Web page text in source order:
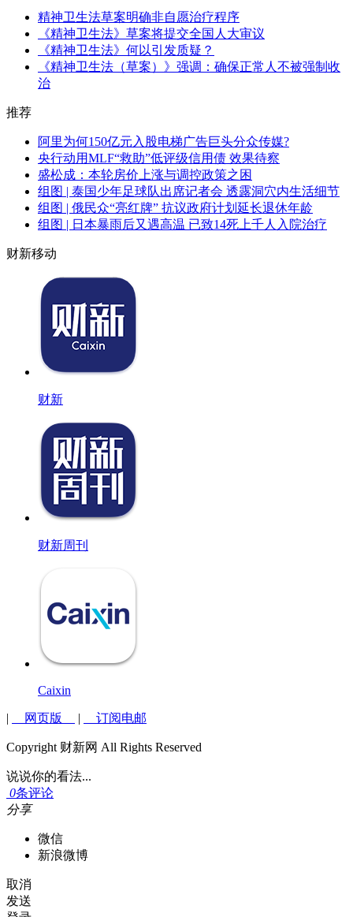
精神卫生法草案明确非自愿治疗程序
《精神卫生法》草案将提交全国人大审议
《精神卫生法》何以引发质疑？
《精神卫生法（草案）》强调：确保正常人不被强制收
治
推荐
阿里为何150亿元入股电梯广告巨头分众传媒?
央行动用MLF“救助”低评级信用债 效果待察
盛松成：本轮房价上涨与调控政策之困
组图 | 泰国少年足球队出席记者会 透露洞穴内生活细节
组图 | 俄民众“亮红牌” 抗议政府计划延长退休年龄
组图 | 日本暴雨后又遇高温 已致14死上千人入院治疗
财新移动
财新
财新周刊
Caixin
| 网页版 | 订阅电邮
Copyright 财新网 All Rights Reserved
说说你的看法...
0条评论
分享
微信
新浪微博
取消
发送